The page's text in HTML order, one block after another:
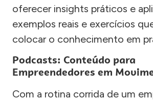
oferecer insights práticos e
exemplos reais e exercícios
colocar o conhecimento em
Podcasts: Conteúdo para
Empreendedores em
Com a rotina corrida de um